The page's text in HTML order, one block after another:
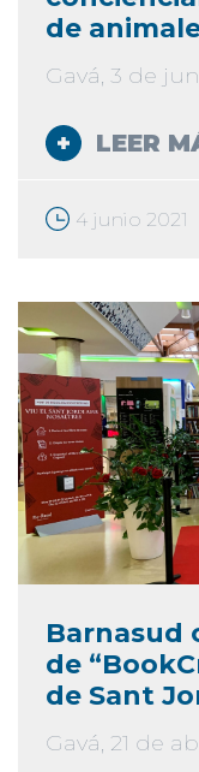
de
Gavá, 3 de
LEER
4 junio 2021
Barnasud
de
de Sant
Gavá, 21 de